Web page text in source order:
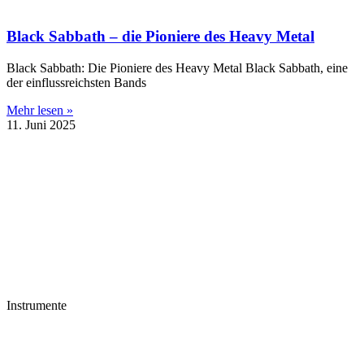
Black Sabbath – die Pioniere des Heavy Metal
Black Sabbath: Die Pioniere des Heavy Metal Black Sabbath, eine
der einflussreichsten Bands
Mehr lesen »
11. Juni 2025
Instrumente